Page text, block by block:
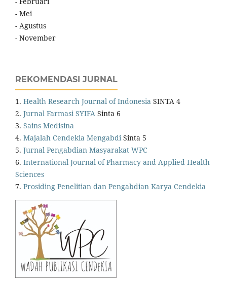
- Mei
- Agustus
- November
REKOMENDASI JURNAL
1. Health Research Journal of Indonesia SINTA 4
2. Jurnal Farmasi SYIFA Sinta 6
3. Sains Medisina
4. Majalah Cendekia Mengabdi Sinta 5
5. Jurnal Pengabdian Masyarakat WPC
6. International Journal of Pharmacy and Applied Health
Sciences
7. Prosiding Penelitian dan Pengabdian Karya Cendekia